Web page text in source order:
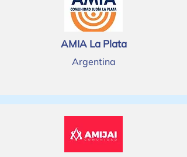
AMIA La Plata
Argentina